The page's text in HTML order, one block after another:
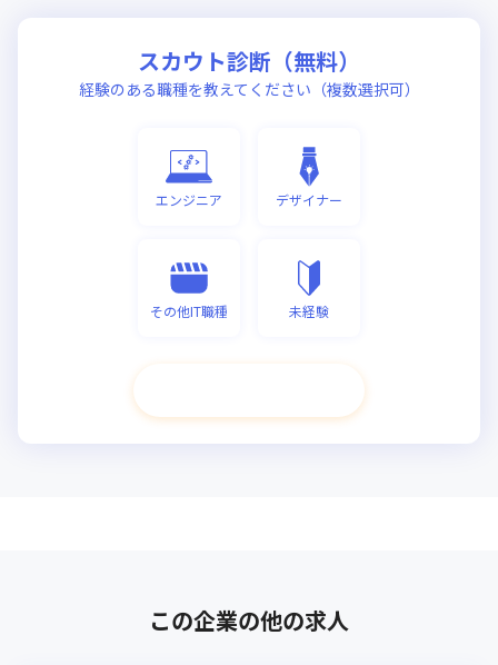
スカウト診断（無料）
経験のある職種を教えてください（複数選択可）
エンジニア デザイナー
その他IT職種 未経験
この企業の他の求人